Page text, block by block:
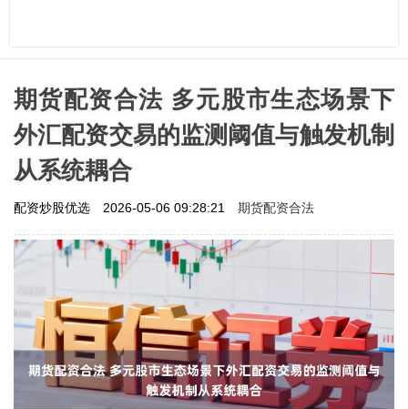
期货配资合法 多元股市生态场景下
外汇配资交易的监测阈值与触发机制
从系统耦合
配资炒股优选 2026-05-06 09:28:21 期货配资合法